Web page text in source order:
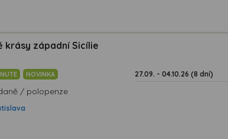
krásy západní Sicílie
NOVINKA
/ polopenze
27.09. - 04.10.26 (8 dní)